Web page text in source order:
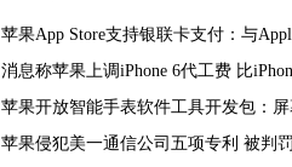
苹果App Store支持银联卡支付：与
消息称苹果上调iPhone 6代工费 比
苹果开放智能手表软件工具开发包：
苹果侵犯美一通信公司五项专利 被判